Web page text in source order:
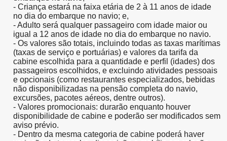
- Criança estará na faixa etária de 2 à 11 anos de idade
no dia do embarque no navio; e,
- Adulto será qualquer passageiro com idade maior ou
igual a 12 anos de idade no dia do embarque no navio.
- Os valores são totais, incluindo todas as taxas marítimas
(taxas de serviço e portuárias) e valores da tarifa da
cabine escolhida para a quantidade e perfil (idades) dos
passageiros escolhidos, e excluindo atividades pessoais
e opcionais (como restaurantes especializados, bebidas
não disponibilizadas na pensão completa do navio,
excursões, pacotes aéreos, dentre outros).
- Valores promocionais: durarão enquanto houver
disponibilidade de cabine e poderão ser modificados sem
aviso prévio.
- Dentro da mesma categoria de cabine poderá haver